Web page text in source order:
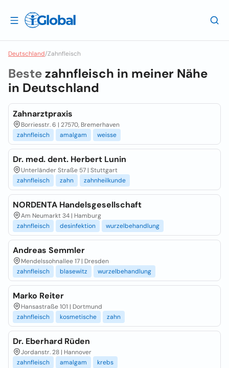
Deutschland/Zahnfleisch
Bestezahnfleisch in meiner Nähe
in Deutschland
Zahnarztpraxis
Borriesstr. 6 | 27570, Bremerhaven
zahnfleisch
amalgam weisse
Dr. med. dent. Herbert Lunin
Unterländer Straße 57 | Stuttgart
zahnfleisch
zahn zahnheilkunde
NORDENTA Handelsgesellschaft
Am Neumarkt 34 | Hamburg
zahnfleisch
desinfektion wurzelbehandlung
Andreas Semmler
Mendelssohnallee 17 | Dresden
zahnfleisch
blasewitz wurzelbehandlung
Marko Reiter
Hansastraße 101 | Dortmund
zahnfleisch
kosmetische zahn
Dr. Eberhard Rüden
Jordanstr. 28 | Hannover
zahnfleisch
amalgam krebs